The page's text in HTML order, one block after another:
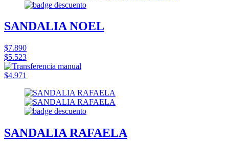
SANDALIA NOEL
$7.890
$5.523
$4.971
SANDALIA RAFAELA